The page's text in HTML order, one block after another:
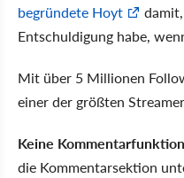
begründete Hoyt
Entschuldigung habe,
Mit über 5 Millionen
einer der größten
Keine
die Kommentarsektion